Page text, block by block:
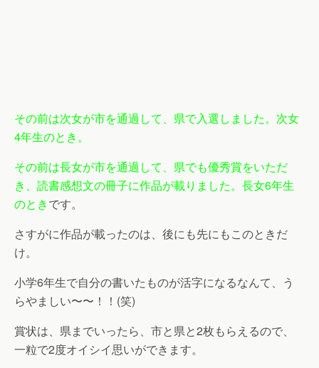
その前は次女が市を通過して、県で入選しました。次女
4年生のとき。
その前は長女が市を通過して、県でも優秀賞をいただ
き、読書感想文の冊子に作品が載りました。長女6年生
のときです。
さすがに作品が載ったのは、後にも先にもこのときだ
け。
小学6年生で自分の書いたものが活字になるなんて、う
らやましい〜〜！！(笑)
賞状は、県までいったら、市と県と2枚もらえるので、
一粒で2度オイシイ思いができます。